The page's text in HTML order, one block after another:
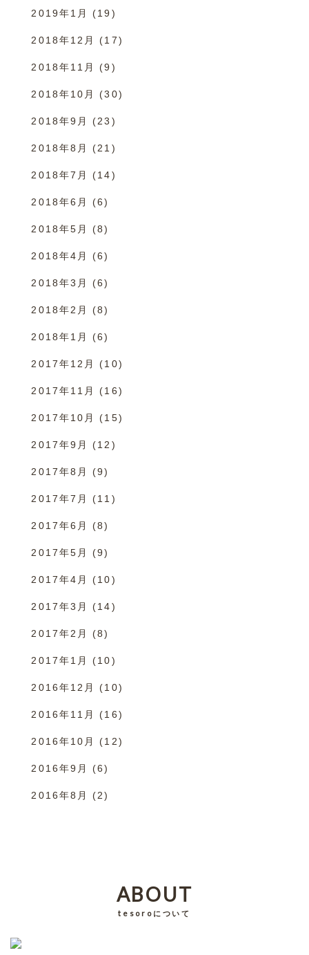
2019年1月 (19)
2018年12月 (17)
2018年11月 (9)
2018年10月 (30)
2018年9月 (23)
2018年8月 (21)
2018年7月 (14)
2018年6月 (6)
2018年5月 (8)
2018年4月 (6)
2018年3月 (6)
2018年2月 (8)
2018年1月 (6)
2017年12月 (10)
2017年11月 (16)
2017年10月 (15)
2017年9月 (12)
2017年8月 (9)
2017年7月 (11)
2017年6月 (8)
2017年5月 (9)
2017年4月 (10)
2017年3月 (14)
2017年2月 (8)
2017年1月 (10)
2016年12月 (10)
2016年11月 (16)
2016年10月 (12)
2016年9月 (6)
2016年8月 (2)
ABOUT
tesoroについて